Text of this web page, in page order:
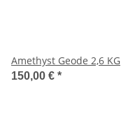
Amethyst Geode 2,6 KG
150,00 € *